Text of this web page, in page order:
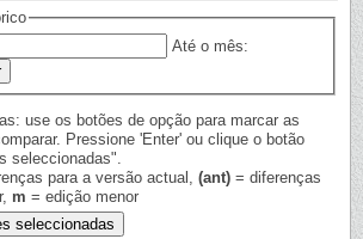
Até o mês:
use os botões de opção para marcar as
Pressione 'Enter' ou clique o botão
seleccionadas".
para a versão actual, (ant) = diferenças
m = edição menor